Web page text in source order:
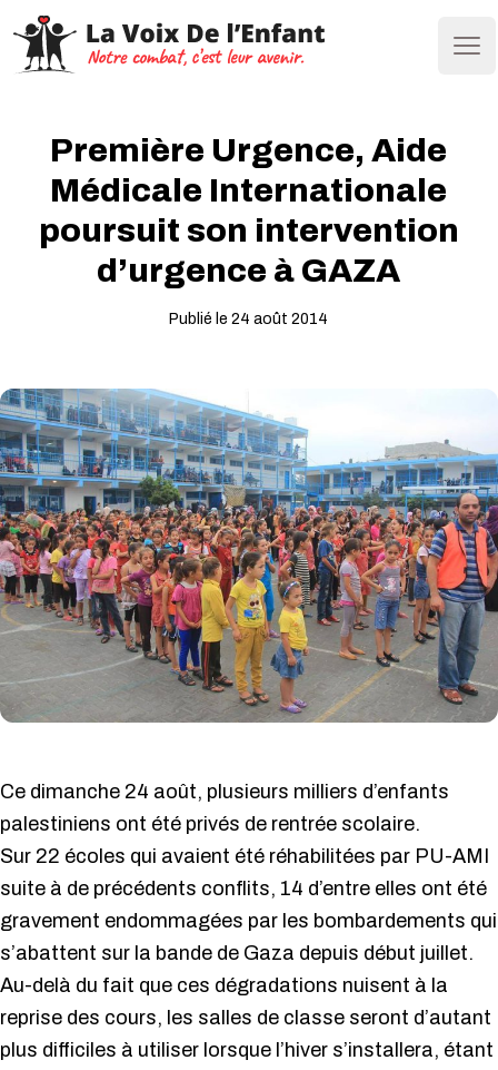
Première Urgence, Aide
Médicale Internationale
poursuit son intervention
d’urgence à GAZA
Publié le 24 août 2014
Ce dimanche 24 août, plusieurs milliers d’enfants
palestiniens ont été privés de rentrée scolaire.
Sur 22 écoles qui avaient été réhabilitées par PU-AMI
suite à de précédents conflits, 14 d’entre elles ont été
gravement endommagées par les bombardements qui
s’abattent sur la bande de Gaza depuis début juillet.
Au-delà du fait que ces dégradations nuisent à la
reprise des cours, les salles de classe seront d’autant
plus difficiles à utiliser lorsque l’hiver s’installera, étant